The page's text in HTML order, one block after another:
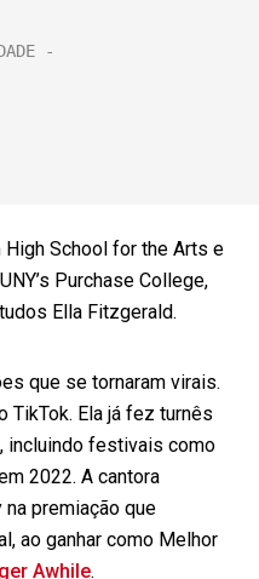
High School for the Arts e
Purchase College,
Ella Fitzgerald.
que se tornaram virais.
TikTok. Ela já fez turnês
incluindo festivais como
2022. A cantora
na premiação que
ao ganhar como Melhor
Awhile.